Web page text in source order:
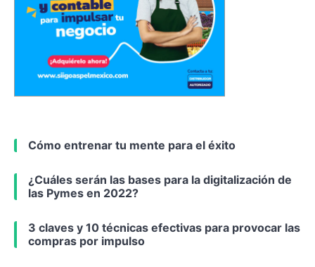
Cómo entrenar tu mente para el éxito
¿Cuáles serán las bases para la digitalización de
las Pymes en 2022?
3 claves y 10 técnicas efectivas para provocar las
compras por impulso